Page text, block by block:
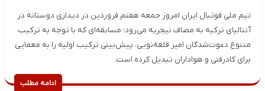
تیم ملی فوتبال ایران امروز جمعه هفتم فروردین در دیداری دوستانه در
آنتالیای ترکیه به مصاف نیجریه می‌رود؛ مسابقه‌ای که با توجه به ترکیب
متنوع دعوت‌شدگان امیر قلعه‌نویی، پیش‌بینی ترکیب اولیه را به معمایی
برای کادرفنی و هواداران تبدیل کرده است.
ادامه مطلب